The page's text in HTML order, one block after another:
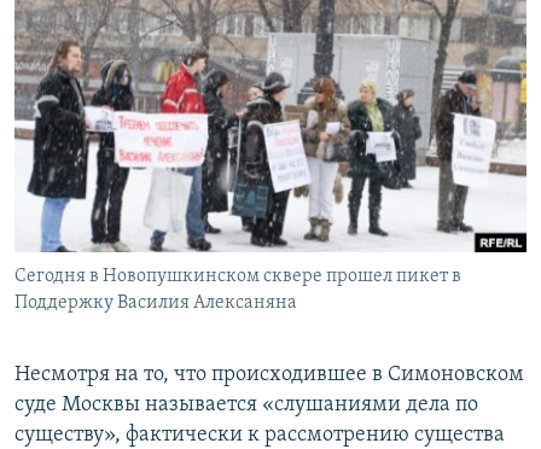
РАСПИСАНИЕ ВЕЩАНИЯ
ПОДПИШИТЕСЬ НА РАССЫЛКУ
СОЦИАЛЬНЫЕ СЕТИ
Все сайты РСЕ/РС
Сегодня в Новопушкинском сквере прошел пикет в
Поддержку Василия Алексаняна
Несмотря на то, что происходившее в Симоновском
суде Москвы называется «слушаниями дела по
существу», фактически к рассмотрению существа